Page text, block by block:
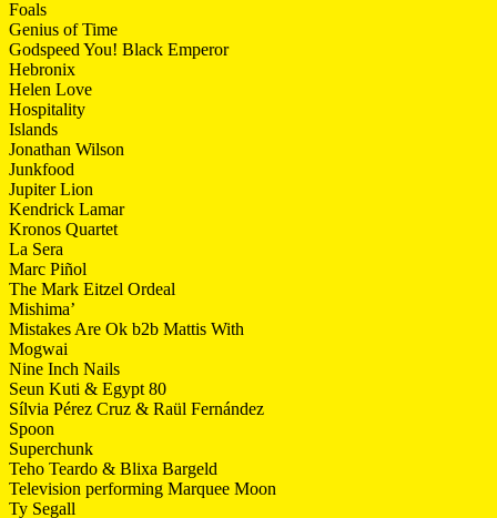
Foals
Genius of Time
Godspeed You! Black Emperor
Hebronix
Helen Love
Hospitality
Islands
Jonathan Wilson
Junkfood
Jupiter Lion
Kendrick Lamar
Kronos Quartet
La Sera
Marc Piñol
The Mark Eitzel Ordeal
Mishima’
Mistakes Are Ok b2b Mattis With
Mogwai
Nine Inch Nails
Seun Kuti & Egypt 80
Sílvia Pérez Cruz & Raül Fernández
Spoon
Superchunk
Teho Teardo & Blixa Bargeld
Television performing Marquee Moon
Ty Segall